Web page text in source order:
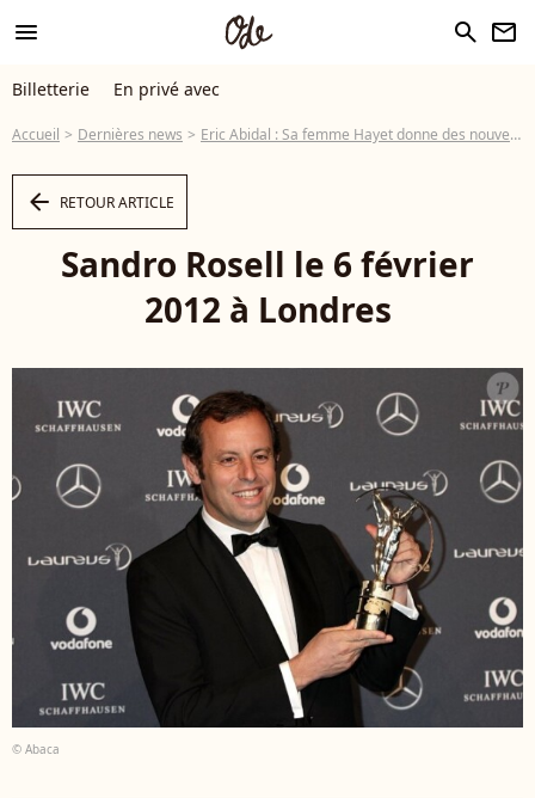
menu search newsletter
Billetterie En privé avec
Accueil Dernières news Eric Abidal : Sa femme Hayet donne des nouvelles après sa greffe du foie
arrow_left RETOUR ARTICLE
Sandro Rosell le 6 février
2012 à Londres
© Abaca